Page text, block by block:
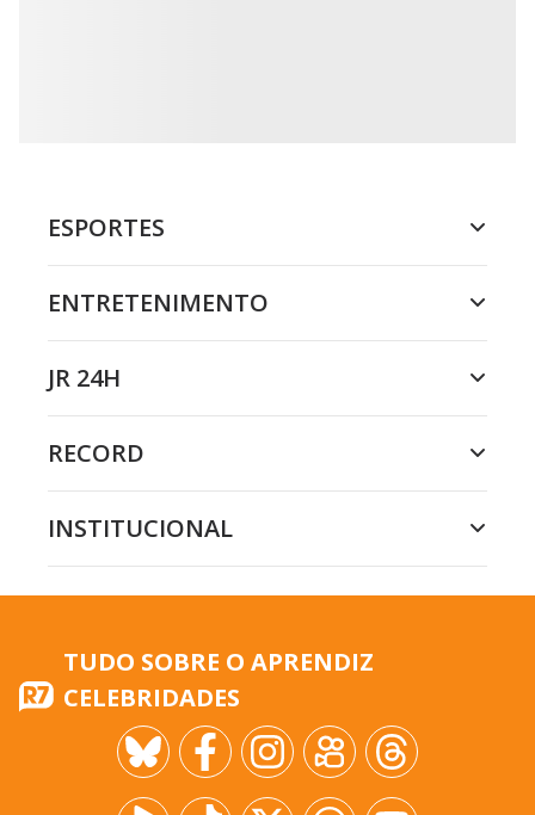
ESPORTES
ENTRETENIMENTO
JR 24H
RECORD
INSTITUCIONAL
TUDO SOBRE O APRENDIZ
CELEBRIDADES